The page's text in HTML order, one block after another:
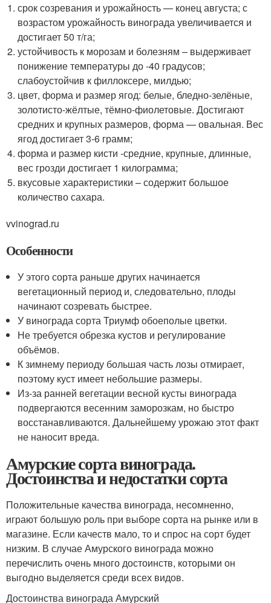
срок созревания и урожайность — конец августа; с
возрастом урожайность винограда увеличивается и
достигает 50 т/га;
устойчивость к морозам и болезням – выдерживает
понижение температуры до -40 градусов;
слабоустойчив к филлоксере, милдью;
цвет, форма и размер ягод: белые, бледно-зелёные,
золотисто-жёлтые, тёмно-фиолетовые. Достигают
средних и крупных размеров, форма — овальная. Вес
ягод достигает 3-6 грамм;
форма и размер кисти -средние, крупные, длинные,
вес грозди достигает 1 килограмма;
вкусовые характеристики – содержит большое
количество сахара.
vvinograd.ru
Особенности
У этого сорта раньше других начинается
вегетационный период и, следовательно, плоды
начинают созревать быстрее.
У винограда сорта Триумф обоеполые цветки.
Не требуется обрезка кустов и регулирование
объёмов.
К зимнему периоду большая часть лозы отмирает,
поэтому куст имеет небольшие размеры.
Из-за ранней вегетации весной кусты винограда
подвергаются весенним заморозкам, но быстро
восстанавливаются. Дальнейшему урожаю этот факт
не наносит вреда.
Амурские сорта винограда.
Достоинства и недостатки сорта
Положительные качества винограда, несомненно,
играют большую роль при выборе сорта на рынке или в
магазине. Если качеств мало, то и спрос на сорт будет
низким. В случае Амурского винограда можно
перечислить очень много достоинств, которыми он
выгодно выделяется среди всех видов.
Достоинства винограда Амурский